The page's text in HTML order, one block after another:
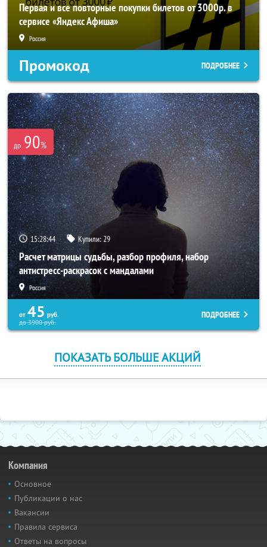
Первая и все повторные покупки билетов от 3000р. в
сервисе «Яндекс Афиша»
Россия
Промокод ПОДРОБНЕЕ
до 90%
15:28:42 Купили:29
Расчет матрицы судьбы, разбор профиля, набор
антистресс-раскрасок с мандалами
Россия
от 45 руб.
до3900руб.
ПОДРОБНЕЕ
ПОКАЗАТЬ БОЛЬШЕ АКЦИЙ
Компания
Основное
Публикации о нас
Вакансии
Правила сервиса
Ответы на вопросы